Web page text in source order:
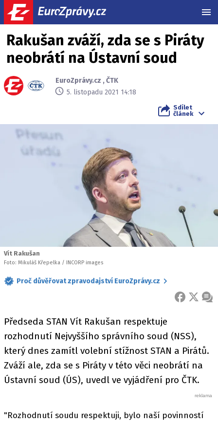
Rakušan zváží, zda se s Piráty
neobrátí na Ústavní soud
EuroZprávy.cz ,ČTK
5. listopadu 2021 14:18
Sdílet
článek
Vít Rakušan
Foto: Mikuláš Křepelka / INCORP images
Proč důvěřovat zpravodajství EuroZprávy.cz
FACEBOOK
X
Předseda STAN Vít Rakušan respektuje
rozhodnutí Nejvyššího správního soud (NSS),
který dnes zamítl volební stížnost STAN a Pirátů.
Zváží ale, zda se s Piráty v této věci neobrátí na
Ústavní soud (ÚS), uvedl ve vyjádření pro ČTK.
"Rozhodnutí soudu respektuji, bylo naší povinností